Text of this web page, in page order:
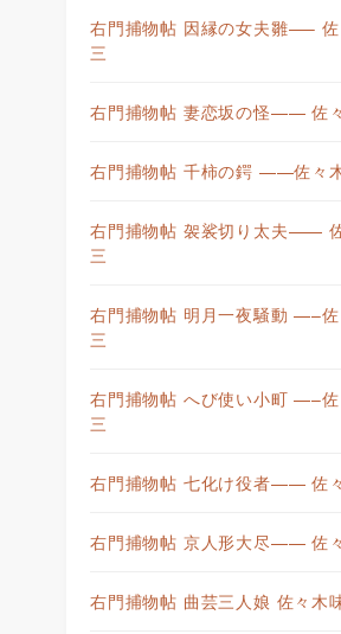
右門捕物帖 因縁の女夫雛—–
三
右門捕物帖 妻恋坂の怪—— 佐
右門捕物帖 千柿の鍔 ——佐々
右門捕物帖 袈裟切り太夫——
三
右門捕物帖 明月一夜騒動 —–
三
右門捕物帖 へび使い小町 —–
三
右門捕物帖 七化け役者—— 佐
右門捕物帖 京人形大尽—— 佐
右門捕物帖 曲芸三人娘 佐々木